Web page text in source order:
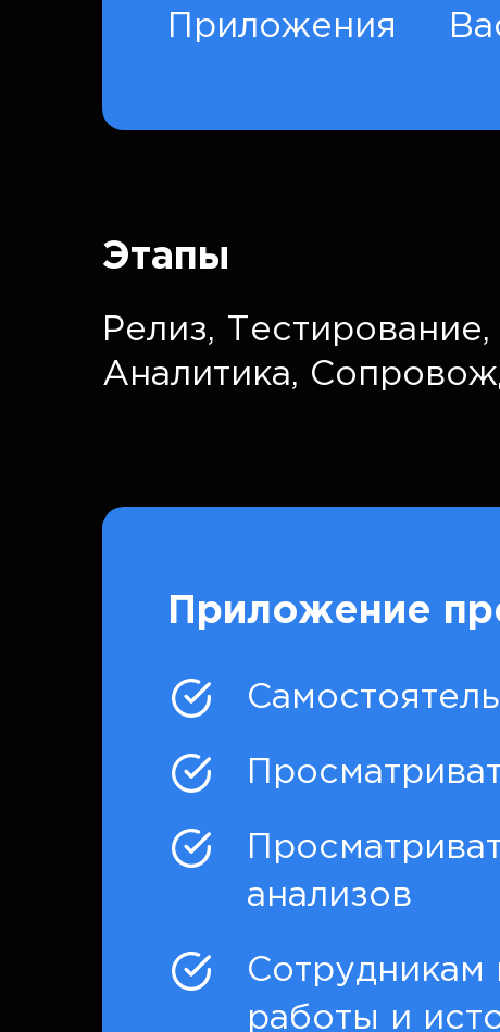
Приложения
Этапы
Релиз, Тестирование,
Аналитика,
Приложение
анализов
Сотрудникам
работы и